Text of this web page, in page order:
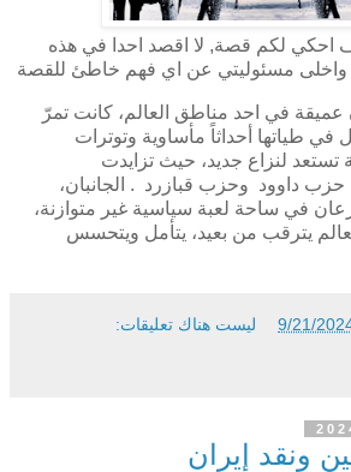
احكي لكم قصة, لا اقصد احدا في هذه
واخلى مسئوليتي عن اي فهم خاطئ للقصة
عميقة في احد مناطق العالم، كانت تمرّ
في طياتها أحداثاً مأساوية وتوترات
لنزاع جديد، حيث تزايدت
حزب داوود وحزب قبازرد . الجانبان،
في ساحة لعبة سياسية غير متوازنة،
يترقب من بعيد، يتأمل ويتحسس
9/21/ ليست هناك تعليقات:
ونقد إيران